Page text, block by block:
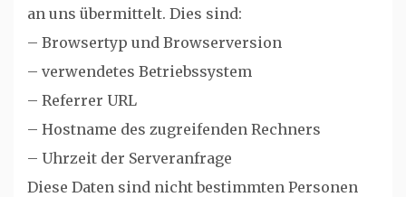
an uns übermittelt. Dies sind:
– Browsertyp und Browserversion
– verwendetes Betriebssystem
– Referrer URL
– Hostname des zugreifenden Rechners
– Uhrzeit der Serveranfrage
Diese Daten sind nicht bestimmten Personen